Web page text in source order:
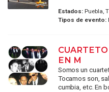
Estados:Puebla,
Tipos de evento:
EN M
Somos un
Tocamos son,
cumbia, etc. En